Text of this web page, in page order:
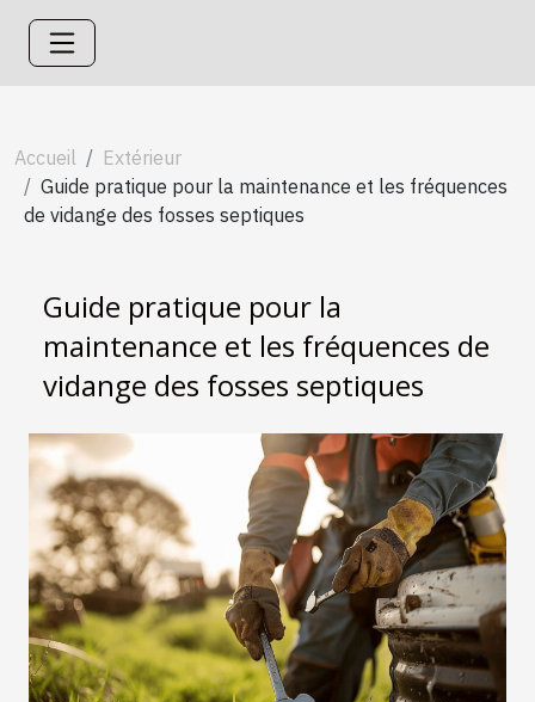
Accueil
Extérieur
Guide pratique pour la maintenance et les fréquences
de vidange des fosses septiques
Guide pratique pour la
maintenance et les fréquences de
vidange des fosses septiques